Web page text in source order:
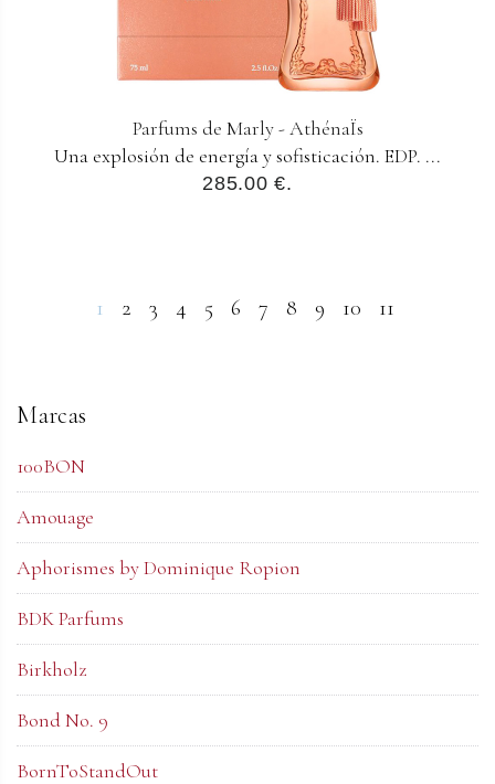
Parfums de Marly - AthénaÏs
Una explosión de energía y sofisticación. EDP. ...
285.00 €.
1 2 3 4 5 6 7 8 9 10 11
Marcas
100BON
Amouage
Aphorismes by Dominique Ropion
BDK Parfums
Birkholz
Bond No. 9
BornToStandOut